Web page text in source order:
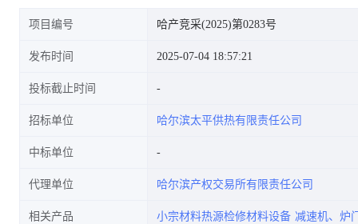
项目编号 哈产竞采(2025)第0283号
发布时间 2025-07-04 18:57:21
投标截止时间
招标单位 哈尔滨太平供热有限责任公司
中标单位
代理单位 哈尔滨产权交易所有限责任公司
相关产品 小宗材料热源检修材料设备 减速机、炉